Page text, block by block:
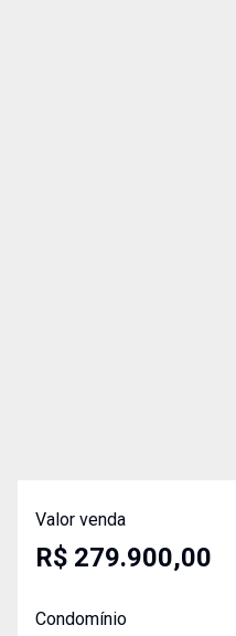
Valor venda
R$ 279.900,00
Condomínio